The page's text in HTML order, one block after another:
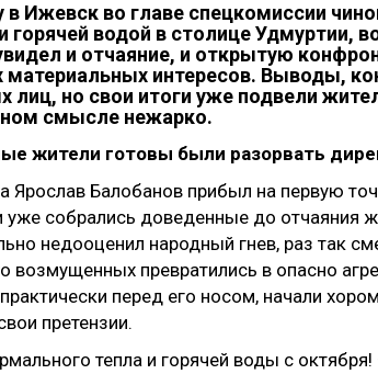
Ижевск во главе спецкомиссии
горячей водой в столице Удмуртии,
и отчаяние, и открытую
материальных интересов. Выводы,
лиц, но свои итоги уже подвели
смысле нежарко.
Ярослав Балобанов прибыл на первую
уже собрались доведенные до отчаяния
недооценил народный гнев, раз так
возмущенных превратились в опасно
перед его носом, начали
претензии.
тепла и горячей воды с